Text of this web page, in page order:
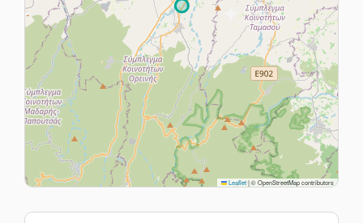
Leaflet|© OpenStreetMap contributors